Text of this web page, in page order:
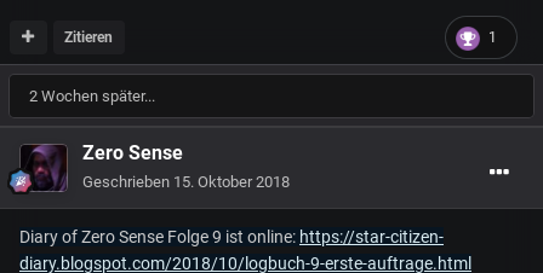
1
Zitieren
2 Wochen später...
Zero Sense
Geschrieben 15. Oktober 2018
Diary of Zero Sense Folge 9 ist online: https://star-citizen-
diary.blogspot.com/2018/10/logbuch-9-erste-auftrage.html